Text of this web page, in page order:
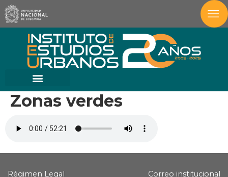
Zonas verdes
Régimen Legal
Correo institucional